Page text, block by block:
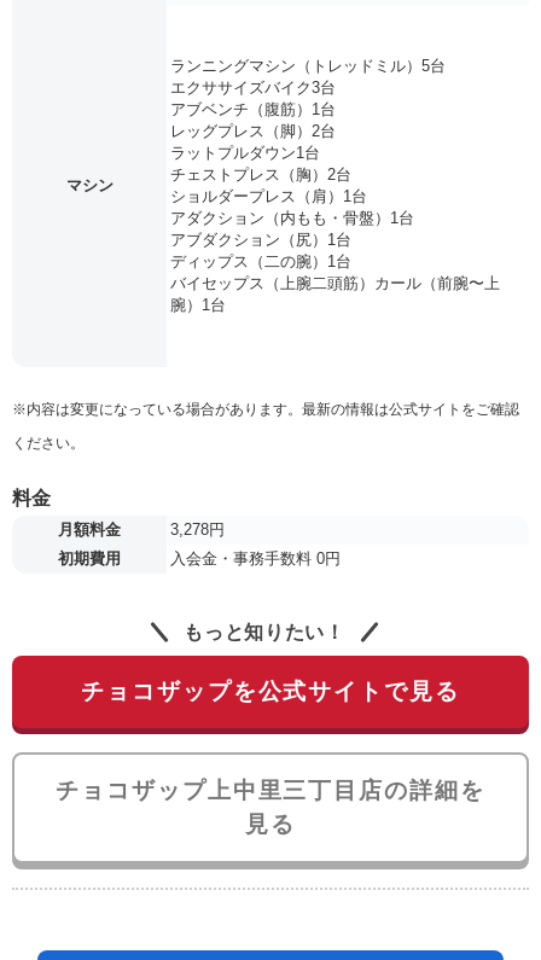
マシン
ランニングマシン（トレッドミル）5台
エクササイズバイク3台
アブベンチ（腹筋）1台
レッグプレス（脚）2台
ラットプルダウン1台
チェストプレス（胸）2台
ショルダープレス（肩）1台
アダクション（内もも・骨盤）1台
アブダクション（尻）1台
ディップス（二の腕）1台
バイセップス（上腕二頭筋）カール（前腕〜上
腕）1台
※内容は変更になっている場合があります。最新の情報は公式サイトをご確認
ください。
料金
月額料金
3,278円
初期費用
入会金・事務手数料 0円
もっと知りたい！
チョコザップを公式サイトで見る
チョコザップ上中里三丁目店の詳細を
見る